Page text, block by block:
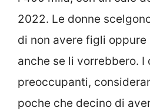
2022. Le donne
di non avere figli
anche se li vorrebbero.
preoccupanti,
poche che decino di